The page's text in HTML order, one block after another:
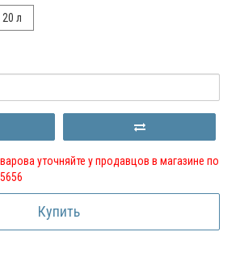
20 л
уточняйте у продавцов в магазине по
Купить